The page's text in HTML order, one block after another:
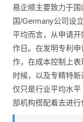
易企顺主要致力于
国/Germany公司设
平均而言，从申请
作日。在发明专利
作，在成本控制上
时候，以及专精特
仅只是行业平均水
部机构搭配着去进行